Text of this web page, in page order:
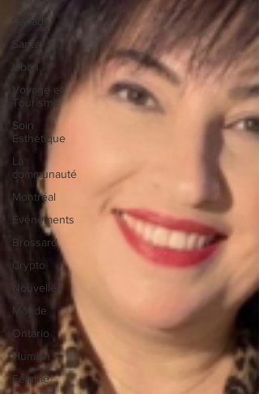
Canada
Santé
Liban
Voyage et
Tourisme
Soin
Esthétique
La
communauté
Montréal
Événements
Brossard
Crypto
Nouvelles
Monde
Ontario
Humain
Femme